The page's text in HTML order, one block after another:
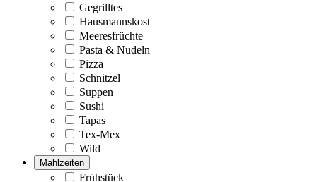
Gegrilltes
Hausmannskost
Meeresfrüchte
Pasta & Nudeln
Pizza
Schnitzel
Suppen
Sushi
Tapas
Tex-Mex
Wild
Mahlzeiten
Frühstück